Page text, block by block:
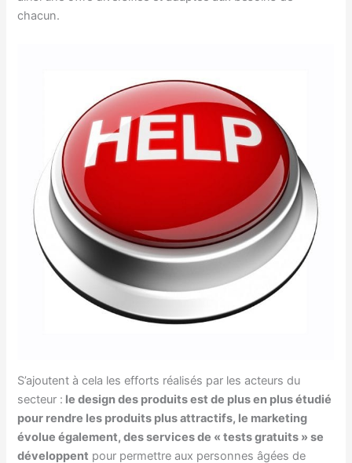
chacun.
S’ajoutent à cela les efforts réalisés par les acteurs du
secteur : le design des produits est de plus en plus étudié
pour rendre les produits plus attractifs, le marketing
évolue également, des services de « tests gratuits » se
développent pour permettre aux personnes âgées de